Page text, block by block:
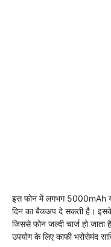
इस फोन में लगभग 5000mAh या
दिन का बैकअप दे सकती है।
जिससे फोन जल्दी चार्ज हो
उपयोग के लिए काफी भरोसेमंद